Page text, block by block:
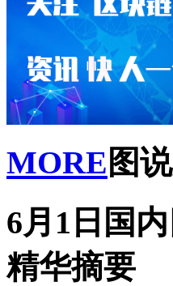
MORE 图
6月1日国
精华摘要